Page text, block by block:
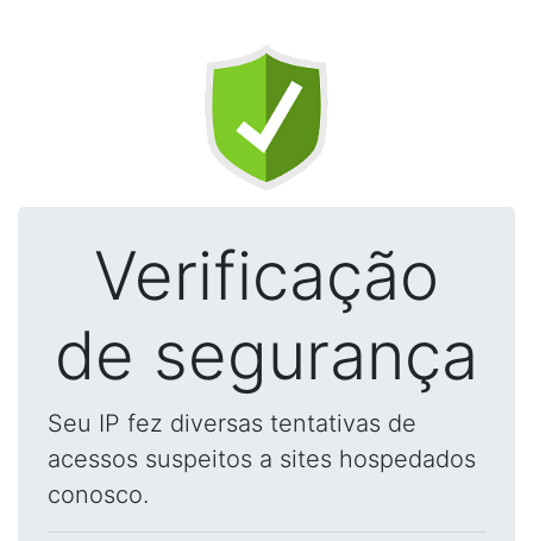
Verificação
de segurança
Seu IP fez diversas tentativas de
acessos suspeitos a sites hospedados
conosco.